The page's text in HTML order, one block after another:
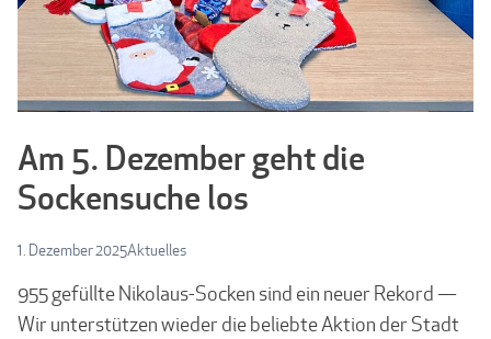
Am 5. Dezember geht die
Sockensuche los
1. Dezember 2025Aktuelles
955 gefüllte Nikolaus-Socken sind ein neuer Rekord —
Wir unterstützen wieder die beliebte Aktion der Stadt